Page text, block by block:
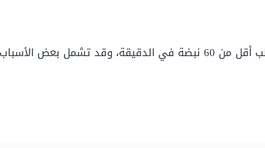
لبطء القلب ما يلي: